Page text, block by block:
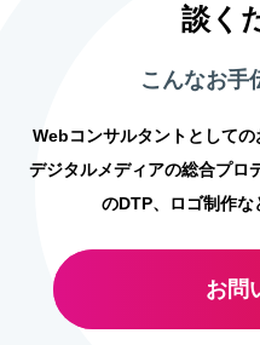
談く
こんなお手
Webコンサルタントとして
デジタルメディアの総合プロ
のDTP、ロゴ制作
お問